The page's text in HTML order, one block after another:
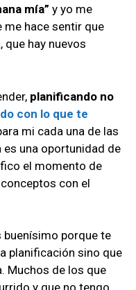
mía” y yo me
hace sentir que
hay nuevos
planificando no
con lo que te
mi cada una de las
una oportunidad de
el momento de
con el
porque te
planificación sino que
Muchos de los que